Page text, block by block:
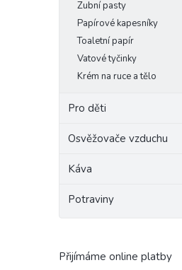
Zubní pasty
Papírové kapesníky
Toaletní papír
Vatové tyčinky
Krém na ruce a tělo
Pro děti
Osvěžovače vzduchu
Káva
Potraviny
Přijímáme online platby